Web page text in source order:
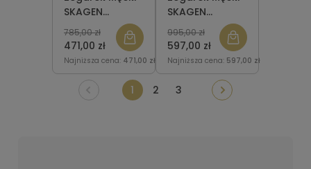
SKAGEN
SKW6284 Holst
471,00 zł
785,00 zł
Najniższa cena: 471,00 zł
SKAGEN
SKW6326
Hagen
597,00 zł
995,00 zł
Najniższa cena: 597,00 zł
1 2 3